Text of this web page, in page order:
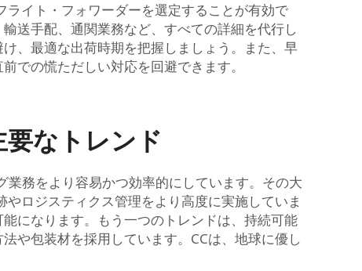
イト・フォワーダーを選定することが有効で
送手配、通関業務など、すべての詳細を代行し
、最適な出荷時期を把握しましょう。また、早
での慌ただしい対応を回避できます。
なトレンド
務をより容易かつ効率的にしています。その大
ロジスティクス管理をより高度に実施していま
になります。もう一つのトレンドは、持続可能
や包装材を採用しています。CCは、地球に優し